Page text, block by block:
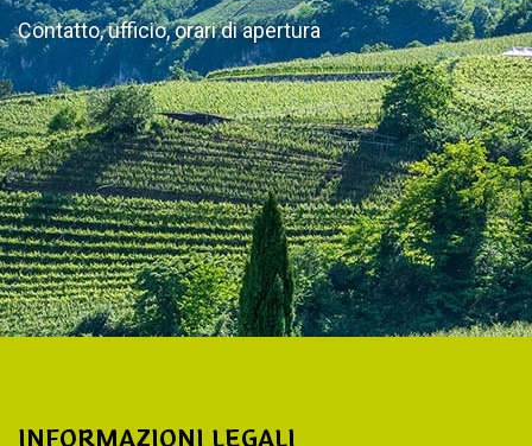
Contatto, ufficio, orari di apertura
INFORMAZIONI LEGALI